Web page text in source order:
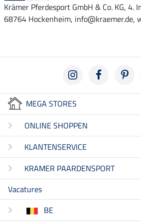
Krämer Pferdesport GmbH & Co. KG, 4.
68764 Hockenheim, info@kraemer.de,
MEGA STORES
ONLINE SHOPPEN
KLANTENSERVICE
KRAMER PAARDENSPORT
Vacatures
BE